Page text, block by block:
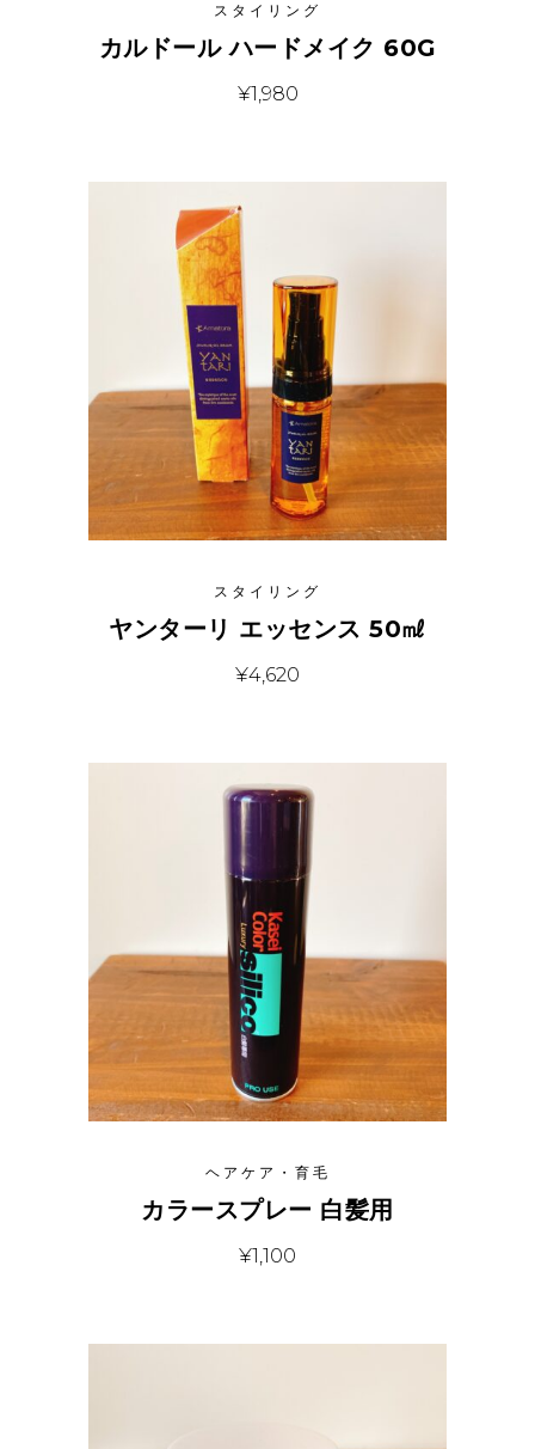
スタイリング
カルドール ハードメイク 60G
¥1,980
スタイリング
ヤンターリ エッセンス 50㎖
¥4,620
ヘアケア・育毛
カラースプレー 白髪用
¥1,100